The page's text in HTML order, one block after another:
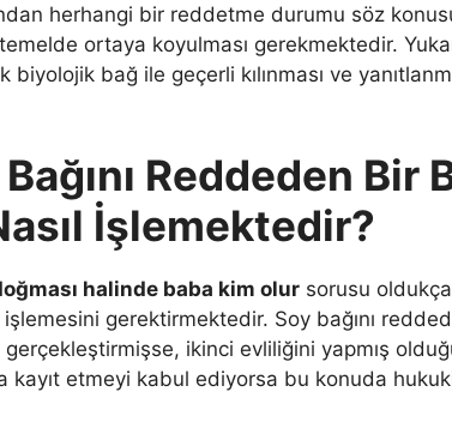
herhangi bir reddetme durumu söz
ortaya koyulması gerekmektedir.
biyolojik bağ ile geçerli kılınması ve
Reddeden Bir
İşlemektedir?
halinde baba kim olur sorusu
gerektirmektedir. Soy bağını
ikinci evliliğini yapmış
kayıt etmeyi kabul ediyorsa bu konuda